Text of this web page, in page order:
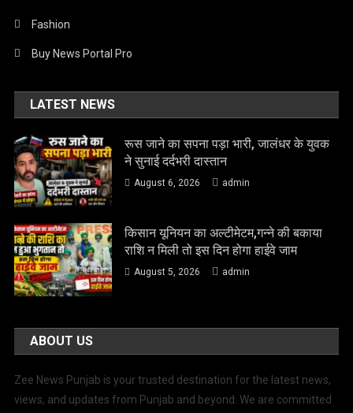
Fashion
Buy News Portal Pro
LATEST NEWS
रूस जाने का सपना पड़ा भारी, जालंधर के युवक
ने सुनाई दर्दभरी दास्तान
August 6, 2026 admin
किसान यूनियन का अल्टीमेटम,गन्ने की बकाया
राशि न मिली तो इस दिन होगा हाईवे जाम
August 5, 2026 admin
ABOUT US
Zee News Punjab is your trusted destination for the latest news,
views, and updates from Punjab and beyond. We are committed